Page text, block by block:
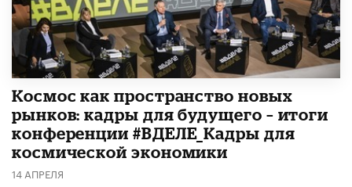
Космос как пространство новых
рынков: кадры для будущего – итоги
конференции #ВДЕЛЕ_Кадры для
космической экономики
14 АПРЕЛЯ